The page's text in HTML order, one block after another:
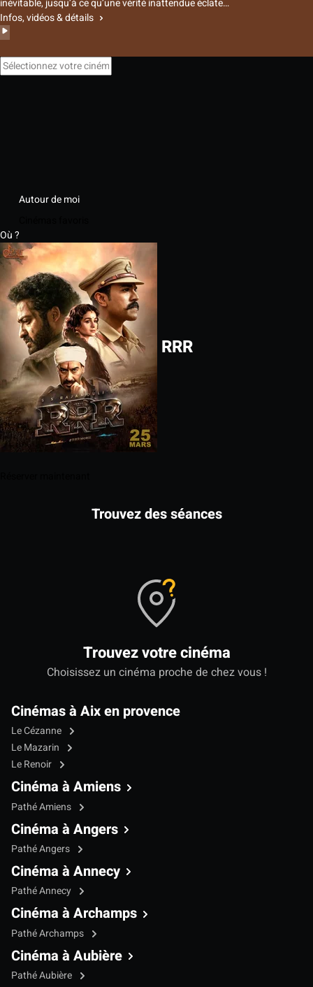
inévitable, jusqu’à ce qu’une vérité inattendue éclate…
Infos, vidéos & détails
Autour de moi
Où ?
RRR
Trouvez des séances
Trouvez votre cinéma
Choisissez un cinéma proche de chez vous !
Cinémas à Aix en provence
Le Cézanne
Le Mazarin
Le Renoir
Cinéma à Amiens
Pathé Amiens
Cinéma à Angers
Pathé Angers
Cinéma à Annecy
Pathé Annecy
Cinéma à Archamps
Pathé Archamps
Cinéma à Aubière
Pathé Aubière